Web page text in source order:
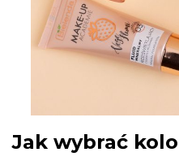
Jak wybrać